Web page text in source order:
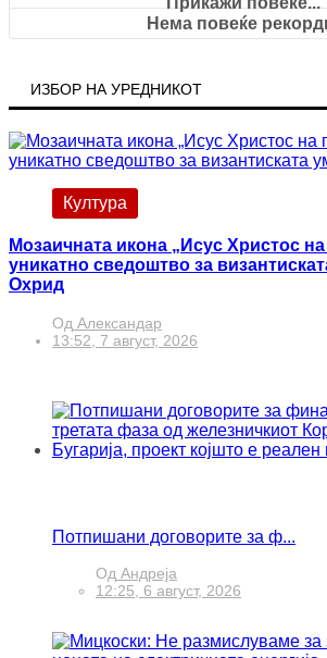
Нема повеќе
ИЗБОР НА УРЕДНИКОТ
Култура
Мозаичната икона „Исус Христос
уникатно сведоштво за
Охрид
Од Александар
13:52, 7 август, 2026
Потпишани договорите за ф...
Од Андреја
12:25, 6 август, 2026